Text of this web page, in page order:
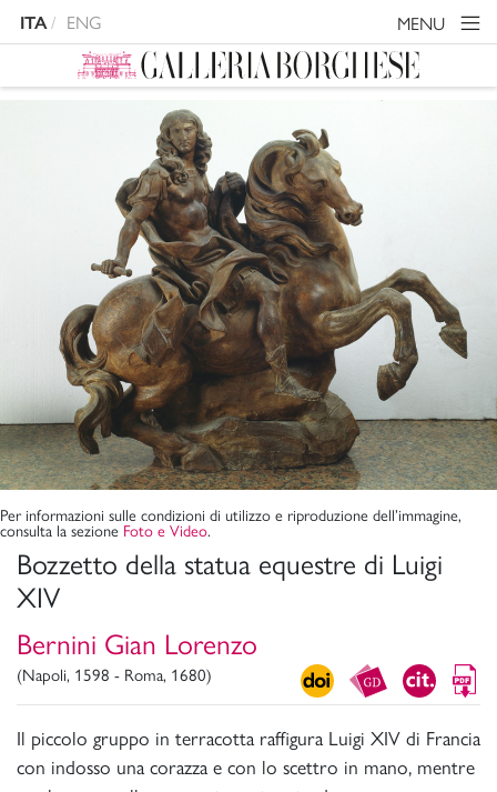
ITA ENG MENU
Bozzetto della statua equestre di Luigi
XIV
Bernini Gian Lorenzo
(Napoli, 1598 - Roma, 1680)
Il piccolo gruppo in terracotta raffigura Luigi XIV di Francia
con indosso una corazza e con lo scettro in mano, mentre
Per informazioni sulle condizioni di utilizzo e riproduzione dell’immagine,
consulta la sezione Foto e Video.